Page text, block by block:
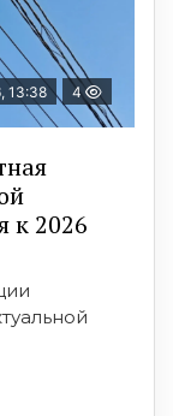
13:38 4
к 2026